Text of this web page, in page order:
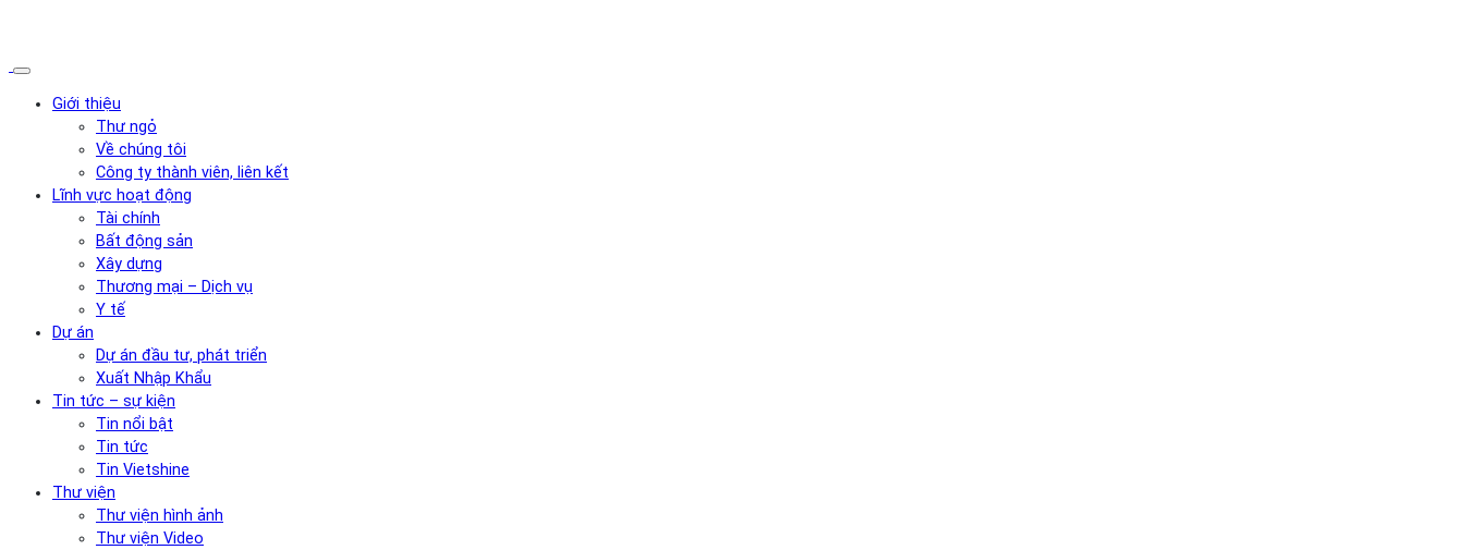
Giới thiệu
Thư ngỏ
Về chúng tôi
Công ty thành viên, liên kết
Lĩnh vực hoạt động
Tài chính
Bất động sản
Xây dựng
Thương mại – Dịch vụ
Y tế
Dự án
Dự án đầu tư, phát triển
Xuất Nhập Khẩu
Tin tức – sự kiện
Tin nổi bật
Tin tức
Tin Vietshine
Thư viện
Thư viện hình ảnh
Thư viện Video